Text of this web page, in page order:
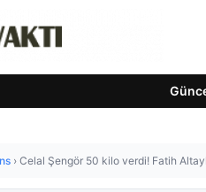
› Celal Şengör 50 kilo verdi! Fatih